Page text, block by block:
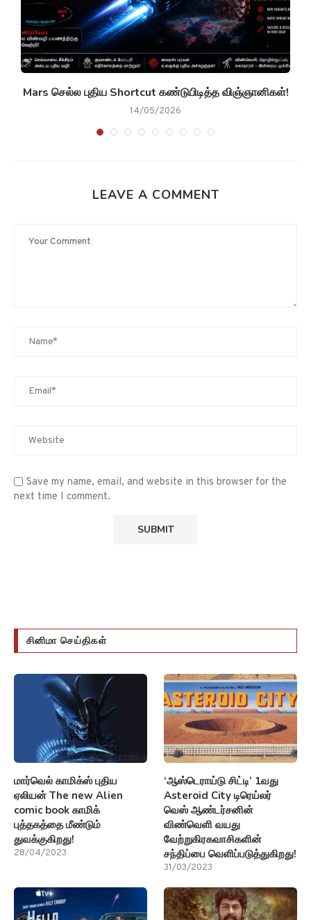
Mars செல்ல புதிய Shortcut கண்டுபிடித்த விஞ்ஞானிகள்!
14/05/2026
LEAVE A COMMENT
Save my name, email, and website in this browser for the
next time I comment.
சினிமா செய்திகள்
மார்வெல் காமிக்ஸ் புதிய
ஏலியன் The new Alien
comic book காமிக்
புத்தகத்தை மீண்டும்
துவக்குகிறது!
28/04/2023
‘ஆஸ்டெராய்டு சிட்டி’ 1வது
Asteroid City டிரெய்லர்
வெஸ் ஆண்டர்சனின்
விண்வெளி வயது
வேற்றுகிரகவாசிகளின்
சந்திப்பை வெளிப்படுத்துகிறது!
31/03/2023